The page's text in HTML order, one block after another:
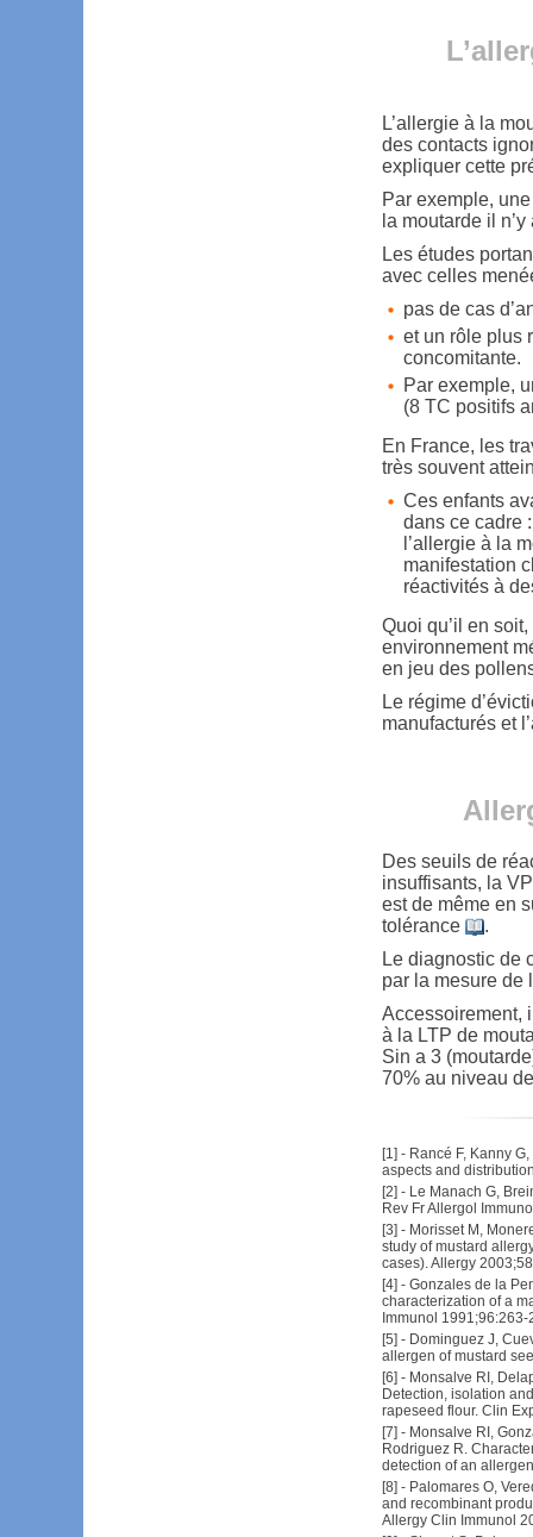
L’allergie à la
des contacts
expliquer cette
Par exemple,
la moutarde il
Les études
avec celles
pas de cas
et un rôle plus
concomitante.
Par exemple,
(8 TC positifs
En France, les
très souvent
Ces enfants
dans ce cadre
l’allergie à la
manifestation
réactivités à
Quoi qu’il en
environnement
en jeu des
Le régime
manufacturés et
Des seuils de
insuffisants, la
est de même en
tolérance
.
Le diagnostic de
par la mesure de
Accessoirement,
à la LTP de
Sin a 3
70% au niveau
[1] - Rancé F, Kanny
aspects and
[2] - Le Manach G,
Rev Fr Allergol
[3] - Morisset M,
study of mustard
cases). Allergy
[4] - Gonzales de la
characterization of a
Immunol 1991;96:263-
[5] - Dominguez J,
allergen of mustard
[6] - Monsalve RI,
Detection, isolation
rapeseed flour. Clin
[7] - Monsalve RI,
Rodriguez R.
detection of an
[8] - Palomares O,
and recombinant
Allergy Clin Immunol